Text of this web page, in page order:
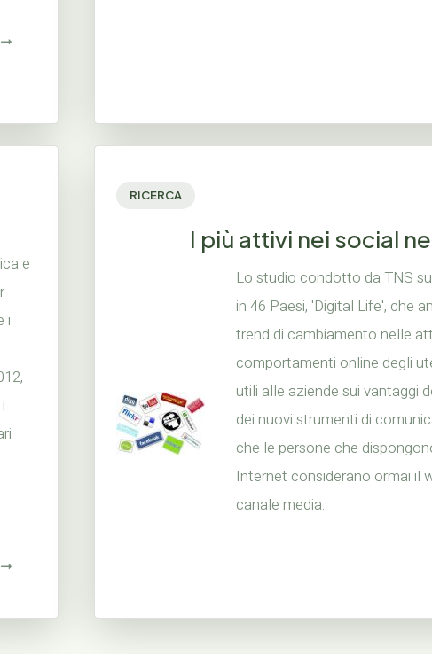
e
i
RICERCA
I più attivi nei social
Lo studio condotto da TNS
in 46 Paesi, 'Digital Life', che
trend di cambiamento nelle
comportamenti online degli
utili alle aziende sui vantaggi
dei nuovi strumenti di
che le persone che
Internet considerano ormai il
canale media.